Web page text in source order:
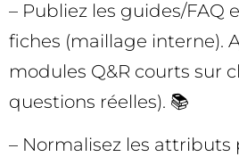
– Publiez les guides/FAQ
fiches (maillage interne).
modules Q&R courts sur
questions réelles). 📚
– Normalisez les attributs